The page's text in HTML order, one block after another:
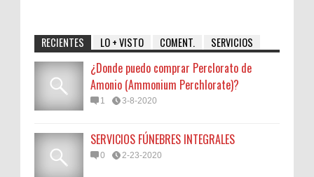
RECIENTES LO + VISTO COMENT. SERVICIOS
¿Donde puedo comprar Perclorato de
Amonio (Ammonium Perchlorate)?
1 3-8-2020
SERVICIOS FÚNEBRES INTEGRALES
0 2-23-2020